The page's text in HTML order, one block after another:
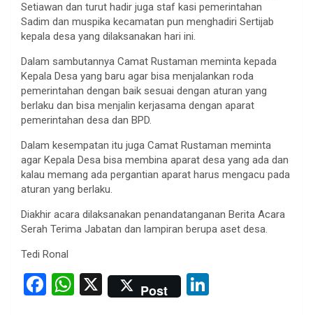
Setiawan dan turut hadir juga staf kasi pemerintahan
Sadim dan muspika kecamatan pun menghadiri Sertijab
kepala desa yang dilaksanakan hari ini.
Dalam sambutannya Camat Rustaman meminta kepada
Kepala Desa yang baru agar bisa menjalankan roda
pemerintahan dengan baik sesuai dengan aturan yang
berlaku dan bisa menjalin kerjasama dengan aparat
pemerintahan desa dan BPD.
Dalam kesempatan itu juga Camat Rustaman meminta
agar Kepala Desa bisa membina aparat desa yang ada dan
kalau memang ada pergantian aparat harus mengacu pada
aturan yang berlaku.
Diakhir acara dilaksanakan penandatanganan Berita Acara
Serah Terima Jabatan dan lampiran berupa aset desa.
Tedi Ronal
F
W X Post